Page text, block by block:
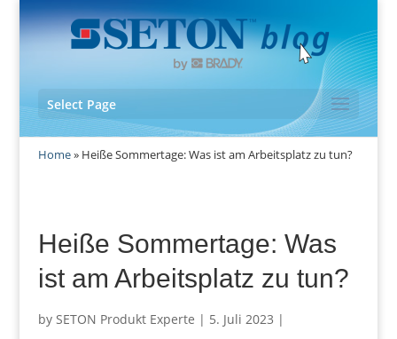
Select Page
Home» Heiße Sommertage: Was ist am Arbeitsplatz zu tun?
Heiße Sommertage: Was
ist am Arbeitsplatz zu tun?
by SETON Produkt Experte | 5. Juli 2023 |